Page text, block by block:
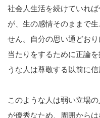
社会人生活を続けていれ
が、生の感情そのままで
せん。自分の思い通どお
当たりをするために正論
うな人は尊敬する以前に
このような人は弱い立場
が優秀なため、周囲から